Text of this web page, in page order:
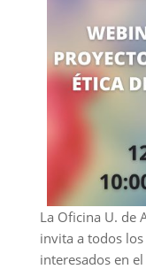
La Oficina U. de
invita a todos
interesados en